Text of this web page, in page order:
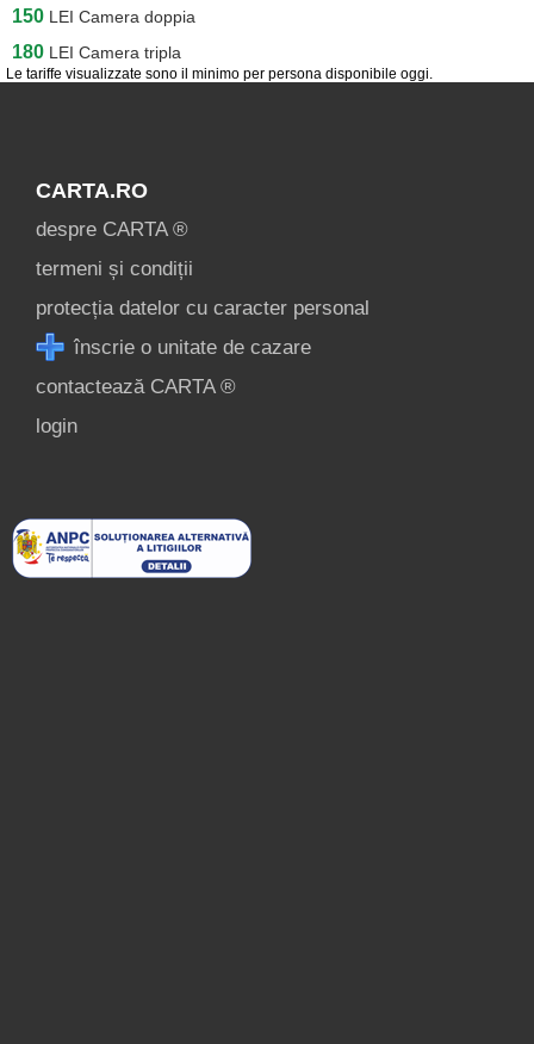
Le tariffe visualizzate sono il minimo per persona disponibile oggi.
150 LEI Camera doppia
180 LEI Camera tripla
Vișeu de Jos
[4 offers a 59.1 km]
Vișeu de Sus
[6 offers a 62.4 km]
Săcel
[4 offers a 67.1 km]
Moisei
[9 offers a 67.3 km]
Înscrie o unitate de
CARTA.RO
despre CARTA ®
termeni și condiții
protecția datelor cu caracter personal
înscrie o unitate de cazare
contactează CARTA ®
login